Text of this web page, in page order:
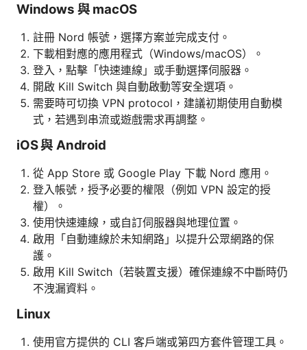
Windows 與 macOS
註冊 Nord 帳號，選擇方案並完成支付。
下載相對應的應用程式（Windows/macOS）。
登入，點擊「快速連線」或手動選擇伺服器。
開啟 Kill Switch 與自動啟動等安全選項。
需要時可切換 VPN protocol，建議初期使用自動模
式，若遇到串流或遊戲需求再調整。
iOS 與 Android
從 App Store 或 Google Play 下載 Nord 應用。
登入帳號，授予必要的權限（例如 VPN 設定的授
權）。
使用快速連線，或自訂伺服器與地理位置。
啟用「自動連線於未知網路」以提升公眾網路的保
護。
啟用 Kill Switch（若裝置支援）確保連線不中斷時仍
不洩漏資料。
Linux
使用官方提供的 CLI 客戶端或第四方套件管理工具。